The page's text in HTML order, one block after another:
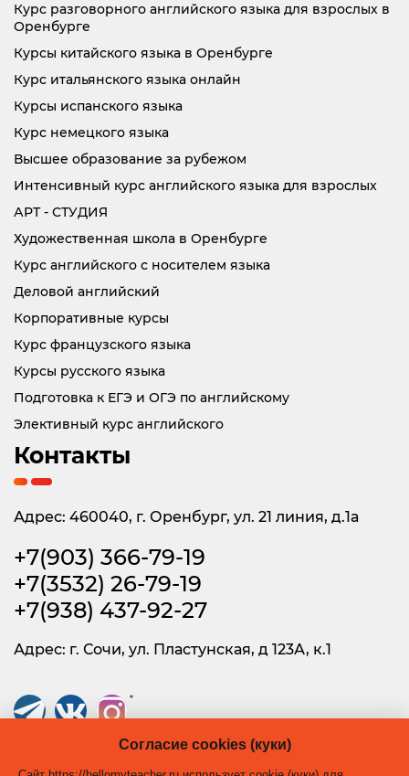
Курс разговорного английского языка для взрослых в
Оренбурге
Курсы китайского языка в Оренбурге
Курс итальянского языка онлайн
Курсы испанского языка
Курс немецкого языка
Высшее образование за рубежом
Интенсивный курс английского языка для взрослых
АРТ - СТУДИЯ
Художественная школа в Оренбурге
Курс английского с носителем языка
Деловой английский
Корпоративные курсы
Курс французского языка
Курсы русского языка
Подготовка к ЕГЭ и ОГЭ по английскому
Элективный курс английского
Контакты
Адрес: 460040, г. Оренбург, ул. 21 линия, д.1а
+7(903) 366-79-19
+7(3532) 26-79-19
+7(938) 437-92-27
Адрес: г. Сочи, ул. Пластунская, д 123А, к.1
*
* Instagram принадлежит Meta Platforms Inc. — организация признана
экстремистской, её деятельность запрещена на территории России.
Согласие cookies (куки)